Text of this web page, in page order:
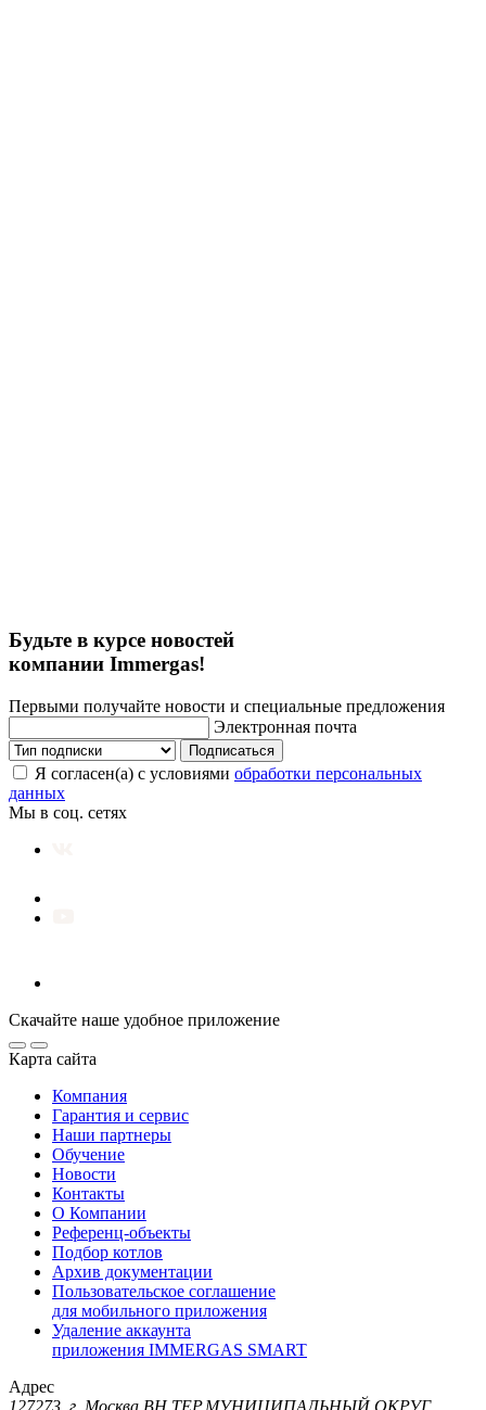
Будьте в курсе новостей
компании Immergas!
Первыми получайте новости и специальные предложения
Электронная почта
Подписаться
Я согласен(а) с условиями обработки персональных
данных
Мы в соц. сетях
Скачайте наше удобное приложение
Карта сайта
Компания
Гарантия и сервис
Наши партнеры
Обучение
Новости
Контакты
О Компании
Референц-объекты
Подбор котлов
Архив документации
Пользовательское соглашение
для мобильного приложения
Удаление аккаунта
приложения IMMERGAS SMART
Адрес
127273, г. Москва ВН.ТЕР.МУНИЦИПАЛЬНЫЙ ОКРУГ